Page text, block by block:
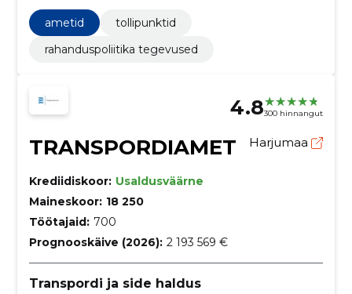
Ametirõivad, Pealisrõivad, Ilmastikukindlad rõivad
ametid
tollipunktid
rahanduspoliitika tegevused
4.8300 hinnangut
TRANSPORDIAMET Harjumaa
Krediidiskoor: Usaldusväärne
Maineskoor: 18 250
Töötajaid: 700
Prognooskäive (2026): 2 193 569 €
Transpordi ja side haldus